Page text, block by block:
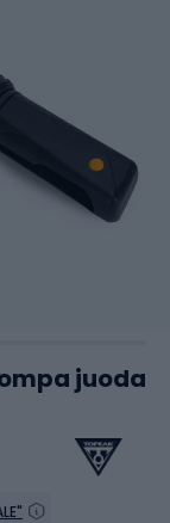
juoda